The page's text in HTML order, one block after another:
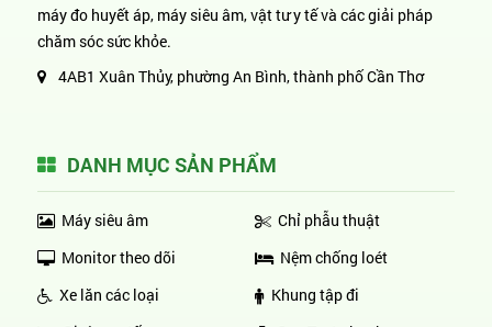
máy đo huyết áp, máy siêu âm, vật tư y tế và các giải pháp
chăm sóc sức khỏe.
4AB1 Xuân Thủy, phường An Bình, thành phố Cần Thơ
DANH MỤC SẢN PHẨM
Máy siêu âm
Monitor theo dõi
Xe lăn các loại
Chỉ phẫu thuật
Nệm chống loét
Khung tập đi